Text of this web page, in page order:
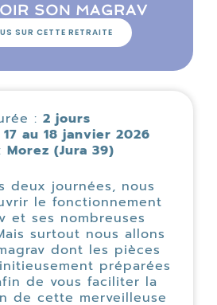
SON MAGRAV
SUR CETTE RETRAITE
: 2 jours
17 au 18 janvier 2026
Morez (Jura 39)
deux journées, nous
le fonctionnement
et ses nombreuses
surtout nous allons
dont les pièces
préparées
de vous faciliter la
de cette merveilleuse